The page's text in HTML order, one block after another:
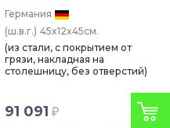
Германия
(ш.в.г.) 45x12x45см.
(из стали, с покрытием от
грязи, накладная на
столешницу, без отверстий)
91 091